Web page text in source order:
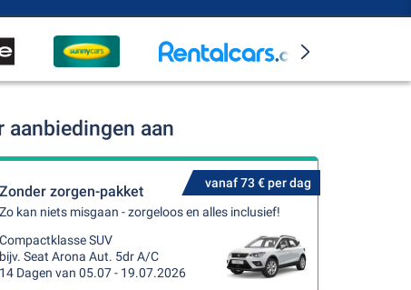
aanbiedingen aan
vanaf 73 € per dag
Zonder zorgen-pakket
Zo kan niets misgaan - zorgeloos en alles inclusief!
Compactklasse SUV
bijv. Seat Arona Aut. 5dr A/C
14 Dagen van 05.07 - 19.07.2026